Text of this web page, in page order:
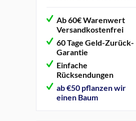
Ab 60€ Warenwert
Versandkostenfrei
60 Tage Geld-Zurück-
Garantie
Einfache
Rücksendungen
ab €50 pflanzen wir
einen Baum